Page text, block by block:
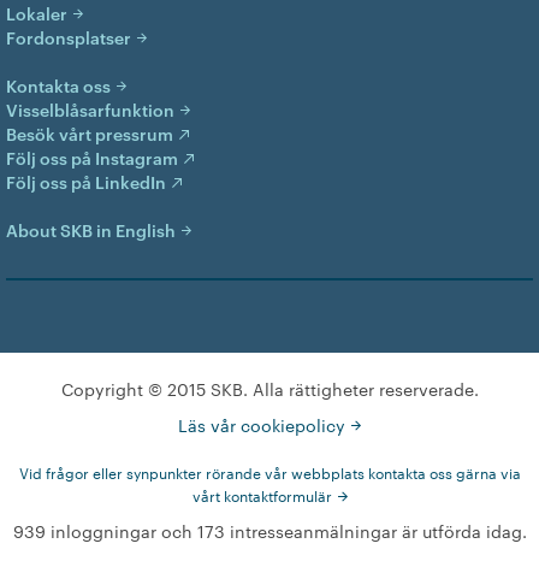
Lokaler
Fordonsplatser
Kontakta oss
Visselblåsarfunktion
Besök vårt pressrum
Följ oss på Instagram
Följ oss på LinkedIn
About SKB in English
Copyright © 2015 SKB. Alla rättigheter reserverade.
Läs vår cookiepolicy
Vid frågor eller synpunkter rörande vår webbplats kontakta oss gärna via
vårt kontaktformulär
939 inloggningar och 173 intresseanmälningar är utförda idag.